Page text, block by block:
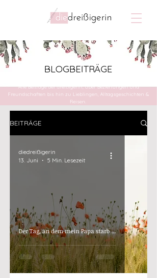
BLOGBEITRÄGE
Alle Beiträge der dreißigerin, über Beziehungen und
Freundschaften bis hin zu Lieblingen, Alltagsgeschichten &
Reisen.
BEITRÄGE
Der Tag, an dem mein Papa starb ...
diedreißigerin
13. Juni
5 Min. Lesezeit